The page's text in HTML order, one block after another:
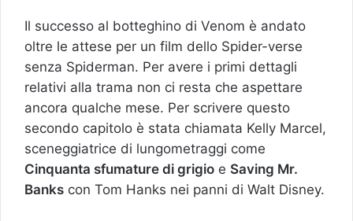
Il successo al botteghino di Venom è andato
oltre le attese per un film dello Spider-verse
senza Spiderman. Per avere i primi dettagli
relativi alla trama non ci resta che aspettare
ancora qualche mese. Per scrivere questo
secondo capitolo è stata chiamata Kelly Marcel,
sceneggiatrice di lungometraggi come
Cinquanta sfumature di grigio e Saving Mr.
Banks con Tom Hanks nei panni di Walt Disney.